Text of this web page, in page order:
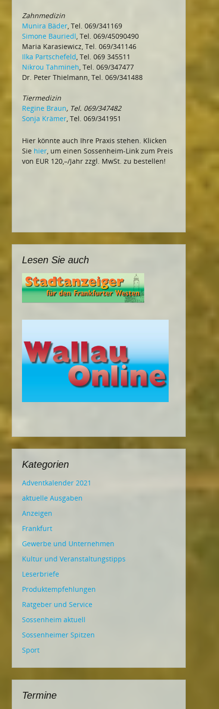
Zahnmedizin
Munira Bäder , Tel. 069/341169
Simone Bauriedl , Tel. 069/45090490
Maria Karasiewicz, Tel. 069/341146
Ilka Partschefeld , Tel. 069 345511
Nikrou Tahmineh , Tel. 069/347477
Dr. Peter Thielmann, Tel. 069/341488
Tiermedizin
Regine Braun, Tel. 069/347482
Sonja Krämer , Tel. 069/341951
Hier könnte auch Ihre Praxis stehen. Klicken
Sie hier , um einen Sossenheim-Link zum Preis
von EUR 120,–/Jahr zzgl. MwSt. zu bestellen!
Lesen Sie auch
Kategorien
Adventkalender 2021
aktuelle Ausgaben
Anzeigen
Frankfurt
Gewerbe und Unternehmen
Kultur und Veranstaltungstipps
Leserbriefe
Produktempfehlungen
Ratgeber und Service
Sossenheim aktuell
Sossenheimer Spitzen
Sport
Termine